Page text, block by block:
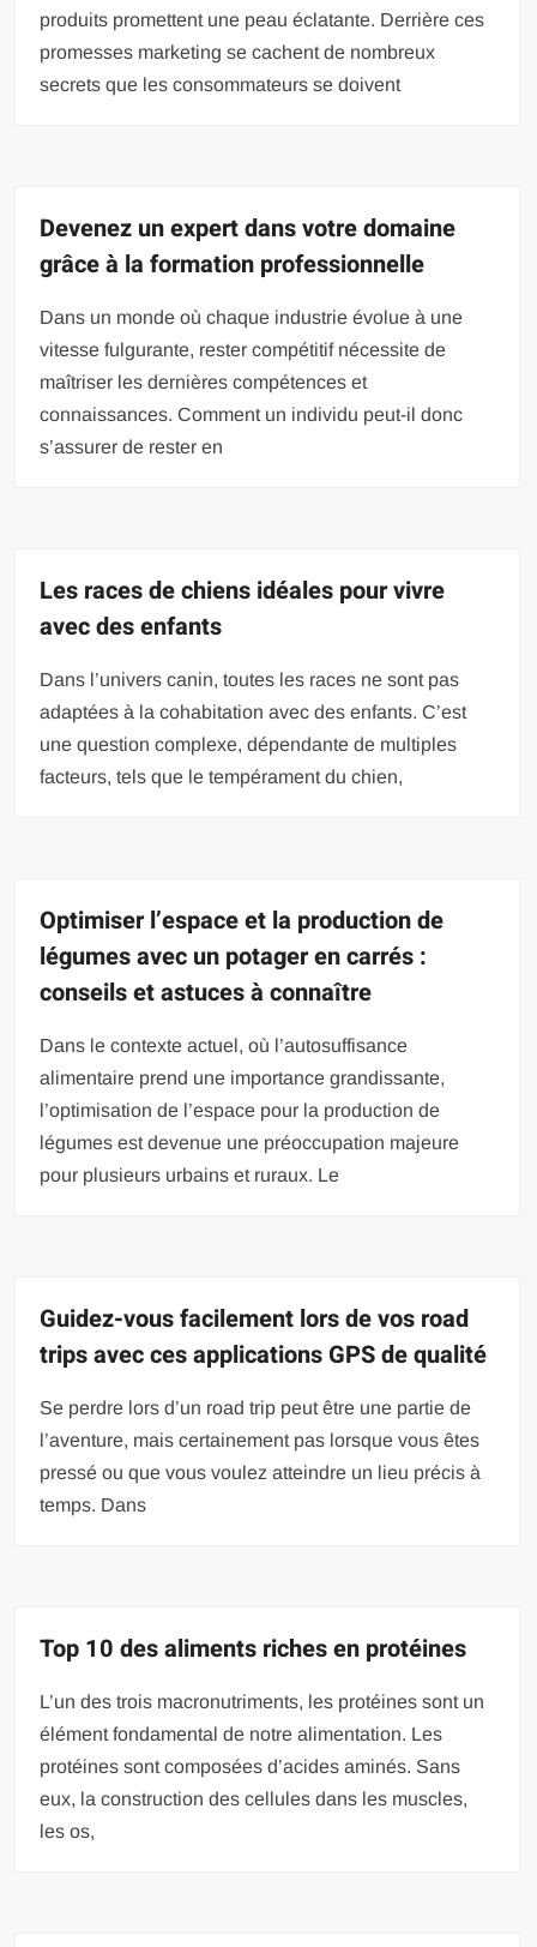
produits promettent une peau éclatante. Derrière ces
promesses marketing se cachent de nombreux
secrets que les consommateurs se doivent
Devenez un expert dans votre domaine
grâce à la formation professionnelle
Dans un monde où chaque industrie évolue à une
vitesse fulgurante, rester compétitif nécessite de
maîtriser les dernières compétences et
connaissances. Comment un individu peut-il donc
s’assurer de rester en
Les races de chiens idéales pour vivre
avec des enfants
Dans l’univers canin, toutes les races ne sont pas
adaptées à la cohabitation avec des enfants. C’est
une question complexe, dépendante de multiples
facteurs, tels que le tempérament du chien,
Optimiser l’espace et la production de
légumes avec un potager en carrés :
conseils et astuces à connaître
Dans le contexte actuel, où l’autosuffisance
alimentaire prend une importance grandissante,
l’optimisation de l’espace pour la production de
légumes est devenue une préoccupation majeure
pour plusieurs urbains et ruraux. Le
Guidez-vous facilement lors de vos road
trips avec ces applications GPS de qualité
Se perdre lors d’un road trip peut être une partie de
l’aventure, mais certainement pas lorsque vous êtes
pressé ou que vous voulez atteindre un lieu précis à
temps. Dans
Top 10 des aliments riches en protéines
L’un des trois macronutriments, les protéines sont un
élément fondamental de notre alimentation. Les
protéines sont composées d’acides aminés. Sans
eux, la construction des cellules dans les muscles,
les os,